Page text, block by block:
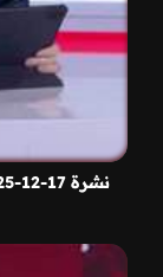
نشرة 17-12-2025